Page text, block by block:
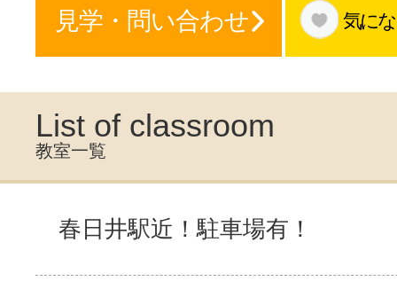
サイトマッ
見学・問い合わせ 気に
List of classroom
教室一覧
春日井駅近！駐車場有！